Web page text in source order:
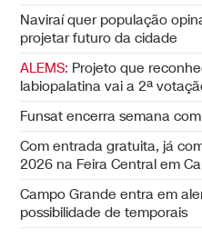
Naviraí quer população
projetar futuro da cidade
ALEMS: Projeto que
labiopalatina vai a 2ª
Funsat encerra semana
Com entrada gratuita, já
2026 na Feira Central em
Campo Grande entra em
possibilidade de temporais